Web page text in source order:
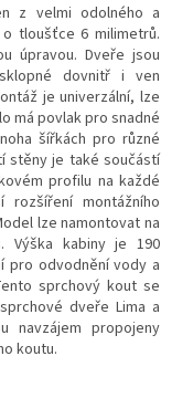
z velmi odolného a
tloušťce 6 milimetrů.
úpravou. Dveře jsou
dovnitř i ven
je univerzální, lze
má povlak pro snadné
šířkách pro různé
stěny je také součástí
profilu na každé
montážního
lze namontovat na
Výška kabiny je 190
pro odvodnění vody a
sprchový kout se
dveře Lima a
propojeny
koutu.